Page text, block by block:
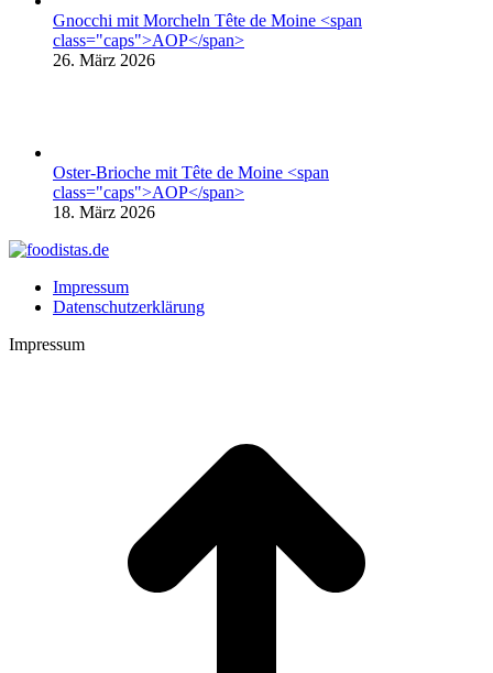
Gnocchi mit Morcheln Tête de Moine <span
class="caps">AOP</span>
26. März 2026
Oster-Brioche mit Tête de Moine <span
class="caps">AOP</span>
18. März 2026
Impressum
Datenschutzerklärung
Impressum